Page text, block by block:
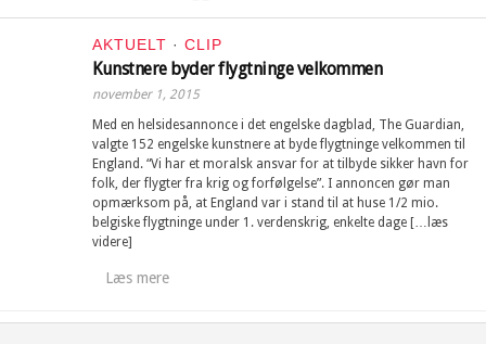
AKTUELT · CLIP
Kunstnere byder flygtninge velkommen
november 1, 2015
Med en helsidesannonce i det engelske dagblad, The Guardian,
valgte 152 engelske kunstnere at byde flygtninge velkommen til
England. “Vi har et moralsk ansvar for at tilbyde sikker havn for
folk, der flygter fra krig og forfølgelse”. I annoncen gør man
opmærksom på, at England var i stand til at huse 1/2 mio.
belgiske flygtninge under 1. verdenskrig, enkelte dage […læs
videre]
Læs mere